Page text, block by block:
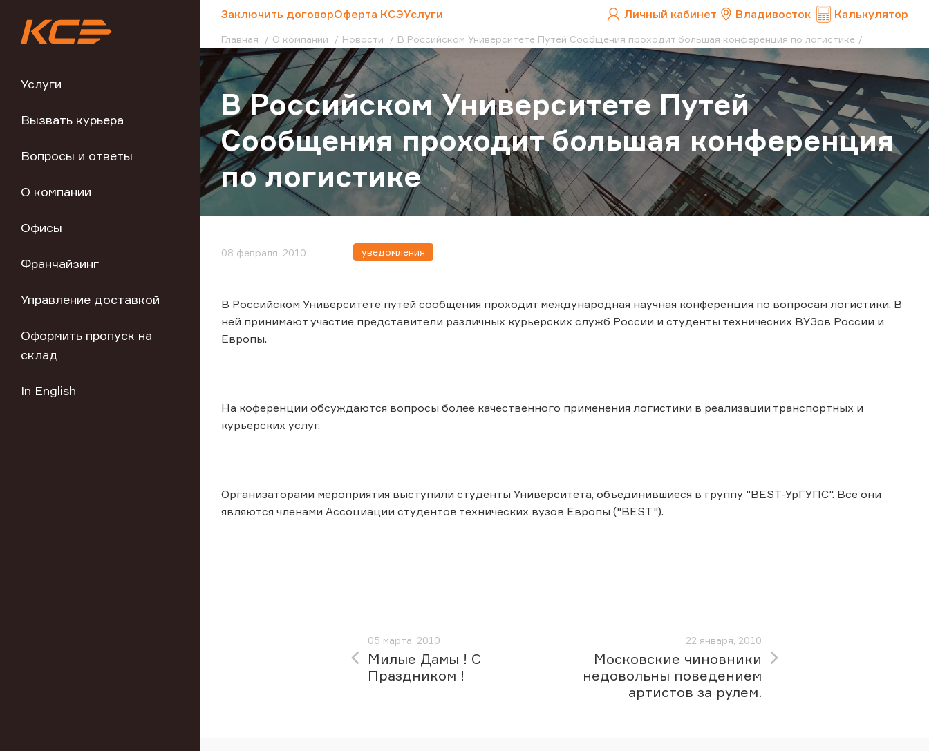
Услуги
Вызвать курьера
Вопросы и ответы
О компании
Офисы
Франчайзинг
Управление доставкой
Оформить пропуск на
склад
In English
Заключить договорОферта КСЭУслуги Личный кабинет Владивосток Калькулятор
Главная О компании Новости В Российском Университете Путей Сообщения проходит большая конференция по логистике
В Российском Университете Путей
Сообщения проходит большая конференция
по логистике
08 февраля, 2010 уведомления
В Российском Университете путей сообщения проходит международная научная конференция по вопросам логистики. В
ней принимают участие представители различных курьерских служб России и студенты технических ВУЗов России и
Европы.
На коференции обсуждаются вопросы более качественного применения логистики в реализации транспортных и
курьерских услуг.
Организаторами мероприятия выступили студенты Университета, объединившиеся в группу "BEST-УрГУПС". Все они
являются членами Ассоциации студентов технических вузов Европы ("BEST").
05 марта, 2010
Милые Дамы ! С
Праздником !
22 января, 2010
Московские чиновники
недовольны поведением
артистов за рулем.